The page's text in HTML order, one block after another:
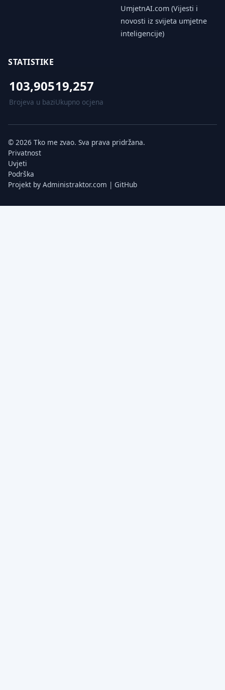
UmjetnAI.com (Vijesti i
novosti iz svijeta umjetne
inteligencije)
STATISTIKE
103,905
Brojeva u bazi
19,257
Ukupno ocjena
© 2026 Tko me zvao. Sva prava pridržana.
Privatnost
Uvjeti
Podrška
Projekt by Administraktor.com | GitHub